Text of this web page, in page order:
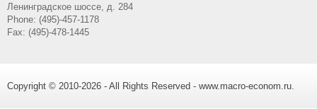
Ленинградское шоссе, д. 284
Phone: (495)-457-1178
Fax: (495)-478-1445
Copyright © 2010-2026 - All Rights Reserved - www.macro-econom.ru.